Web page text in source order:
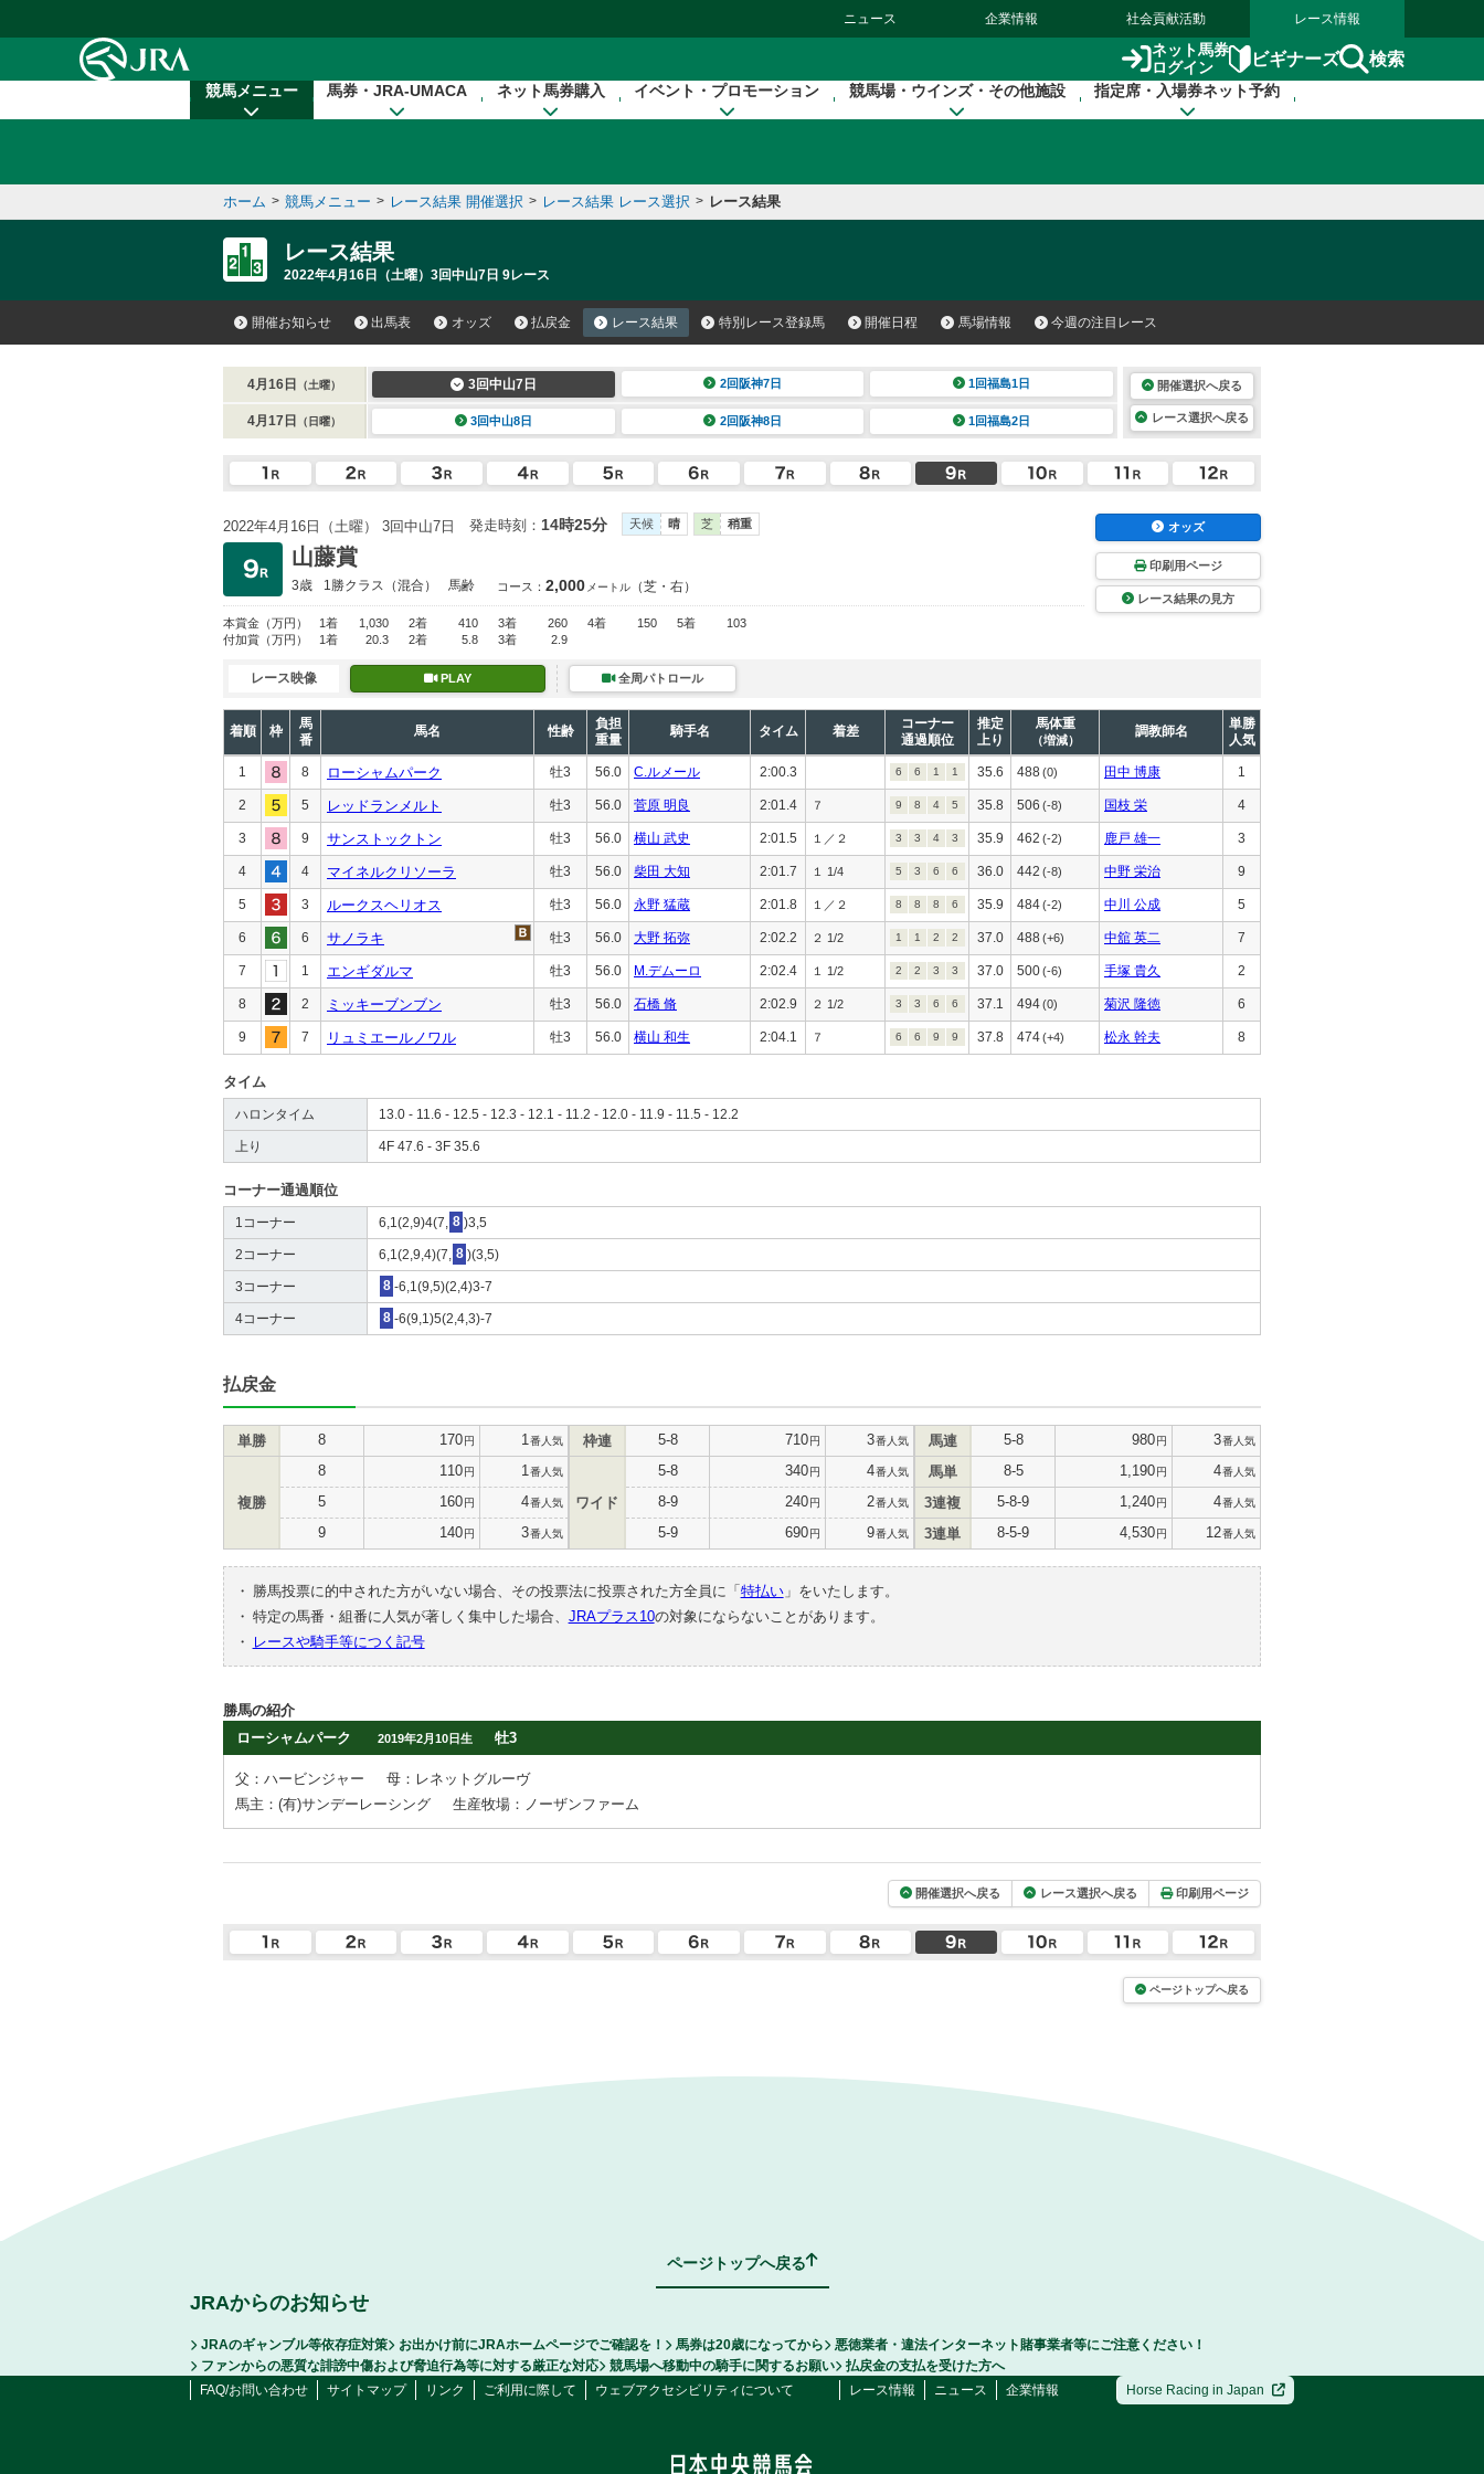
ニュース 企業情報 社会貢献活動 レース情報
ネット馬券
ログイン
ビギナーズ 検索
競馬メニュー 馬券・JRA-UMACA ネット馬券購入 イベント・プロモーション 競馬場・ウインズ・その他施設 指定席・入場券ネット予約
ホーム > 競馬メニュー > レース結果 開催選択 > レース結果 レース選択 > レース結果
レース結果
2022年4月16日（土曜）3回中山7日 9レース
開催お知らせ 出馬表 オッズ 払戻金 レース結果 特別レース登録馬 開催日程 馬場情報 今週の注目レース
4月16日 （土曜） 3回中山7日 2回阪神7日 1回福島1日
4月17日 （日曜） 3回中山8日 2回阪神8日 1回福島2日
開催選択へ戻る
レース選択へ戻る
2022年4月16日（土曜） 3回中山7日 発走時刻： 14時25分 天候 晴 芝 稍重
山藤賞
3歳 1勝クラス （混合） 馬齢 コース： 2,000 メートル （芝・右）
本賞金 （万円） 1着 1,030 2着 410 3着 260 4着 150 5着
103
付加賞 （万円） 1着 20.3 2着 5.8 3着 2.9
オッズ
印刷用ページ
レース結果の見方
レース映像 PLAY 全周パトロール
着順 枠
馬
番
馬名 性齢
負担
重量
騎手名 タイム 着差
コーナー
通過順位
推定
上り
馬体重
（増減）
調教師名
単勝
人気
1 8 ローシャムパーク 牡3 56.0 C.ルメール 2:00.3 6 6 1 1 35.6 488(0) 田中 博康 1
2 5 レッドランメルト 牡3 56.0 菅原 明良 2:01.4 ７ 9 8 4 5 35.8 506 (-8) 国枝 栄 4
3 9 サンストックトン 牡3 56.0 横山 武史 2:01.5 １／２ 3 3 4 3 35.9 462 (-2) 鹿戸 雄一 3
4 4 マイネルクリソーラ 牡3 56.0 柴田 大知 2:01.7 １ 1/4 5 3 6 6 36.0 442 (-8) 中野 栄治 9
5 3 ルークスヘリオス 牡3 56.0 永野 猛蔵 2:01.8 １／２ 8 8 8 6 35.9 484(-2) 中川 公成 5
6 6 サノラキ 牡3 56.0 大野 拓弥 2:02.2 ２ 1/2 1 1 2 2 37.0 488 (+6) 中舘 英二 7
7 1 エンギダルマ 牡3 56.0 M.デムーロ 2:02.4 １ 1/2 2 2 3 3 37.0 500(-6) 手塚 貴久 2
8 2 ミッキーブンブン 牡3 56.0 石橋 脩 2:02.9 ２ 1/2 3 3 6 6 37.1 494(0) 菊沢 隆徳 6
9 7 リュミエールノワル 牡3 56.0 横山 和生 2:04.1 ７ 6 6 9 9 37.8 474(+4) 松永 幹夫 8
タイム
ハロンタイム 13.0 - 11.6 - 12.5 - 12.3 - 12.1 - 11.2 - 12.0 - 11.9 - 11.5 - 12.2
上り 4F 47.6 - 3F 35.6
コーナー通過順位
1コーナー 6,1(2,9)4(7, 8 )3,5
2コーナー 6,1(2,9,4)(7, 8 )(3,5)
3コーナー 8 -6,1(9,5)(2,4)3-7
4コーナー 8 -6(9,1)5(2,4,3)-7
払戻金
単勝 8 170円 1 番人気
複勝
8 110円 1 番人気
5 160円 4番人気
9 140円 3番人気
枠連 5-8 710円 3番人気
ワイド
5-8 340円 4番人気
8-9 240円 2番人気
5-9 690円 9番人気
馬連 5-8 980円 3番人気
馬単 8-5 1,190円 4番人気
3連複 5-8-9 1,240円 4番人気
3連単 8-5-9 4,530円 12番人気
・ 勝馬投票に的中された方がいない場合、その投票法に投票された方全員に「 特払い」をいたします。
・ 特定の馬番・組番に人気が著しく集中した場合、 JRAプラス10の対象にならないことがあります。
・
レースや騎手等につく記号
勝馬の紹介
ローシャムパーク
2019年2月10日生 牡3
父：ハービンジャー
母：レネットグルーヴ
馬主：(有)サンデーレーシング
生産牧場：ノーザンファーム
開催選択へ戻る レース選択へ戻る 印刷用ページ
ページトップへ戻る
ページトップへ戻る
JRAからのお知らせ
JRAのギャンブル等依存症対策 お出かけ前にJRAホームページでご確認を！ 馬券は20歳になってから
悪徳業者・違法インターネット賭事業者等にご注意ください！
ファンからの悪質な誹謗中傷および脅迫行為等に対する厳正な対応
競馬場へ移動中の騎手に関するお願い
払戻金の支払を受けた方へ
FAQ/お問い合わせ
サイトマップ リンク ご利用に際して ウェブアクセシビリティについて レース情報 ニュース 企業情報 Horse Racing in Japan